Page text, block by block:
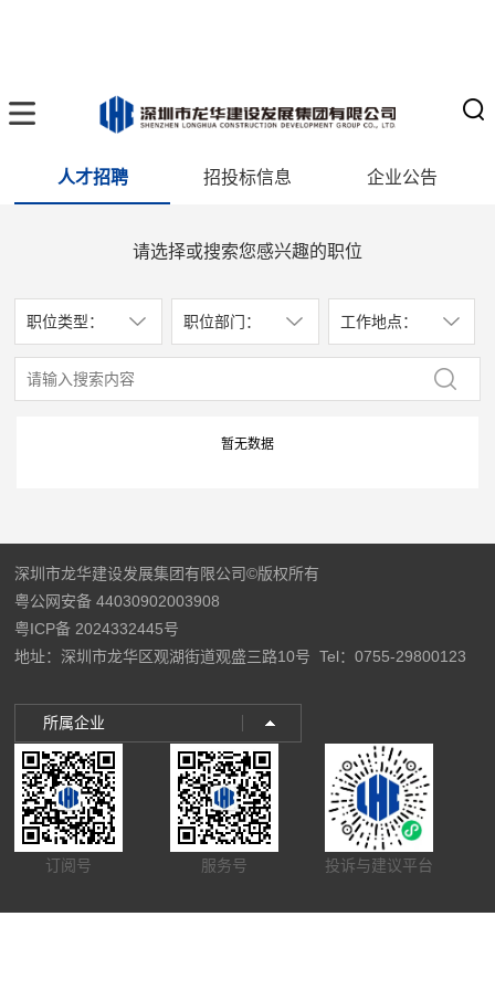
人才招聘 招投标信息 企业公告
请选择或搜索您感兴趣的职位
职位类型： 职位部门： 工作地点：
暂无数据
深圳市龙华建设发展集团有限公司©版权所有
粤公网安备 44030902003908
粤ICP备 2024332445号
地址：深圳市龙华区观湖街道观盛三路10号 Tel：0755-29800123
所属企业
订阅号 服务号 投诉与建议平台